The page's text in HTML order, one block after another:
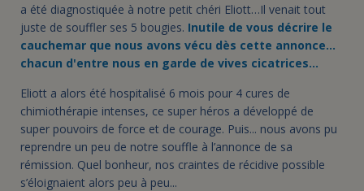
a été diagnostiquée à notre petit chéri Eliott…Il venait tout
juste de souffler ses 5 bougies. Inutile de vous décrire le
cauchemar que nous avons vécu dès cette annonce...
chacun d'entre nous en garde de vives cicatrices…
Eliott a alors été hospitalisé 6 mois pour 4 cures de
chimiothérapie intenses, ce super héros a développé de
super pouvoirs de force et de courage. Puis... nous avons pu
reprendre un peu de notre souffle à l’annonce de sa
rémission. Quel bonheur, nos craintes de récidive possible
s’éloignaient alors peu à peu...